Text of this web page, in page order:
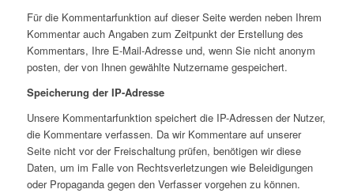
Für die Kommentarfunktion auf dieser Seite werden neben Ihrem
Kommentar auch Angaben zum Zeitpunkt der Erstellung des
Kommentars, Ihre E-Mail-Adresse und, wenn Sie nicht anonym
posten, der von Ihnen gewählte Nutzername gespeichert.
Speicherung der IP-Adresse
Unsere Kommentarfunktion speichert die IP-Adressen der Nutzer,
die Kommentare verfassen. Da wir Kommentare auf unserer
Seite nicht vor der Freischaltung prüfen, benötigen wir diese
Daten, um im Falle von Rechtsverletzungen wie Beleidigungen
oder Propaganda gegen den Verfasser vorgehen zu können.